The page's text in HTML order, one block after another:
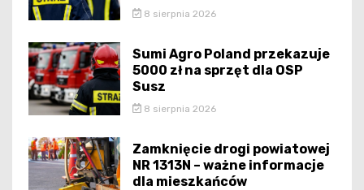
8 sierpnia 2026
Sumi Agro Poland przekazuje
5000 zł na sprzęt dla OSP
Susz
8 sierpnia 2026
Zamknięcie drogi powiatowej
NR 1313N – ważne informacje
dla mieszkańców